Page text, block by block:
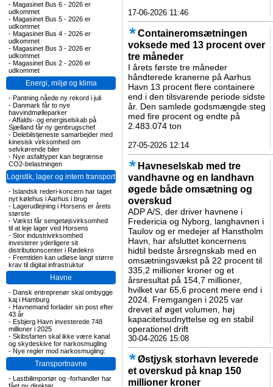
- Magasinet Bus 6 - 2026 er
udkommet
- Magasinet Bus 5 - 2026 er
udkommet
- Magasinet Bus 4 - 2026 er
udkommet
- Magasinet Bus 3 - 2026 er
udkommet
- Magasinet Bus 2 - 2026 er
udkommet
Energi, miljø og klima
- Pantning nåede ny rekord i juli
- Danmark får to nye
havvindmølleparker
-Affalds- og energiselskab på
Sjælland får ny genbrugschef
- Delebilstjeneste samarbejder med
kinesisk virksomhed om
selvkørende biler
- Nye asfalttyper kan begrænse
CO2-belastningen
Logistik, lager og intern transport
- Islandsk rederi-koncern har taget
nyt kølehus i Aarhus i brug
- Lagerudlejning i Horsens er årets
største
- Vækst får sengetøjsvirksomhed
til at leje lager ved Horsens
- Stor industrivirksomhed
investerer yderligere sit
distributionscenter i Rødekro
- Fremtiden kan udløse langt større
krav til digital infrastruktur
Havne
- Dansk entreprenør skal ombygge
kaj i Hamburg
- Havnemand forlader sin post efter
43 år
- Esbjerg Havn investerede 748
millioner i 2025
- Skibsfarten skal ikke være kanal
og skydeskive for narkosmugling
- Nye regler mod narkosmugling:
Transportnavne
- Lastbilimportør og -forhandler har
17-06-2026 11:46
Containeromsætningen
voksede med 13 procent over
tre måneder
I årets første tre måneder
håndterede kranerne på Aarhus
Havn 13 procent flere containere
end i den tilsvarende periode sidste
år. Den samlede godsmængde steg
med fire procent og endte på
2.483.074 ton
27-05-2026 12:14
Havneselskab med tre
vandhavne og en landhavn
øgede både omsætning og
overskud
ADP A/S, der driver havnene i
Fredericia og Nyborg, langhavnen i
Taulov og er medejer af Hanstholm
Havn, har afsluttet koncernens
hidtil bedste årsregnskab med en
omsætningsvækst på 22 procent til
335,2 millioner kroner og et
årsresultat på 154,7 millioner,
hvilket var 65,6 procent mere end i
2024. Fremgangen i 2025 var
drevet af øget volumen, høj
kapacitetsudnyttelse og en stabil
operationel drift
30-04-2026 15:08
Østjysk storhavn leverede
et overskud på knap 150
millioner kroner